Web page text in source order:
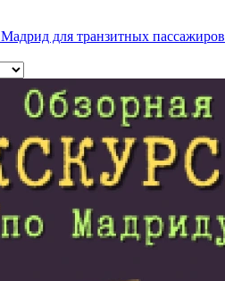
Мадрид для транзитных пассажиров